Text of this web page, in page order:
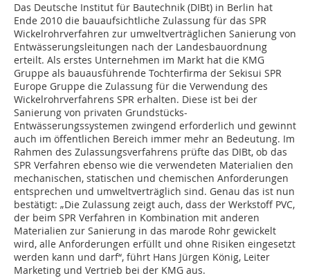
Das Deutsche Institut für Bautechnik (DIBt) in Berlin hat
Ende 2010 die bauaufsichtliche Zulassung für das SPR
Wickelrohrverfahren zur umweltverträglichen Sanierung von
Entwässerungsleitungen nach der Landesbauordnung
erteilt. Als erstes Unternehmen im Markt hat die KMG
Gruppe als bauausführende Tochterfirma der Sekisui SPR
Europe Gruppe die Zulassung für die Verwendung des
Wickelrohrverfahrens SPR erhalten. Diese ist bei der
Sanierung von privaten Grundstücks-
Entwässerungssystemen zwingend erforderlich und gewinnt
auch im öffentlichen Bereich immer mehr an Bedeutung. Im
Rahmen des Zulassungsverfahrens prüfte das DIBt, ob das
SPR Verfahren ebenso wie die verwendeten Materialien den
mechanischen, statischen und chemischen Anforderungen
entsprechen und umweltverträglich sind. Genau das ist nun
bestätigt: „Die Zulassung zeigt auch, dass der Werkstoff PVC,
der beim SPR Verfahren in Kombination mit anderen
Materialien zur Sanierung in das marode Rohr gewickelt
wird, alle Anforderungen erfüllt und ohne Risiken eingesetzt
werden kann und darf“, führt Hans Jürgen König, Leiter
Marketing und Vertrieb bei der KMG aus.